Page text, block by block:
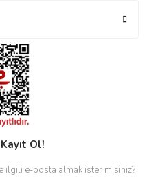
Ol!
ilgili e-posta almak ister misiniz?